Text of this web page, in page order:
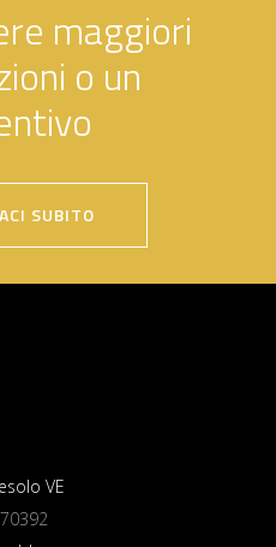
maggiori
o un
SUBITO
VE